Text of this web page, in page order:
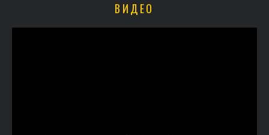
ВИДЕО